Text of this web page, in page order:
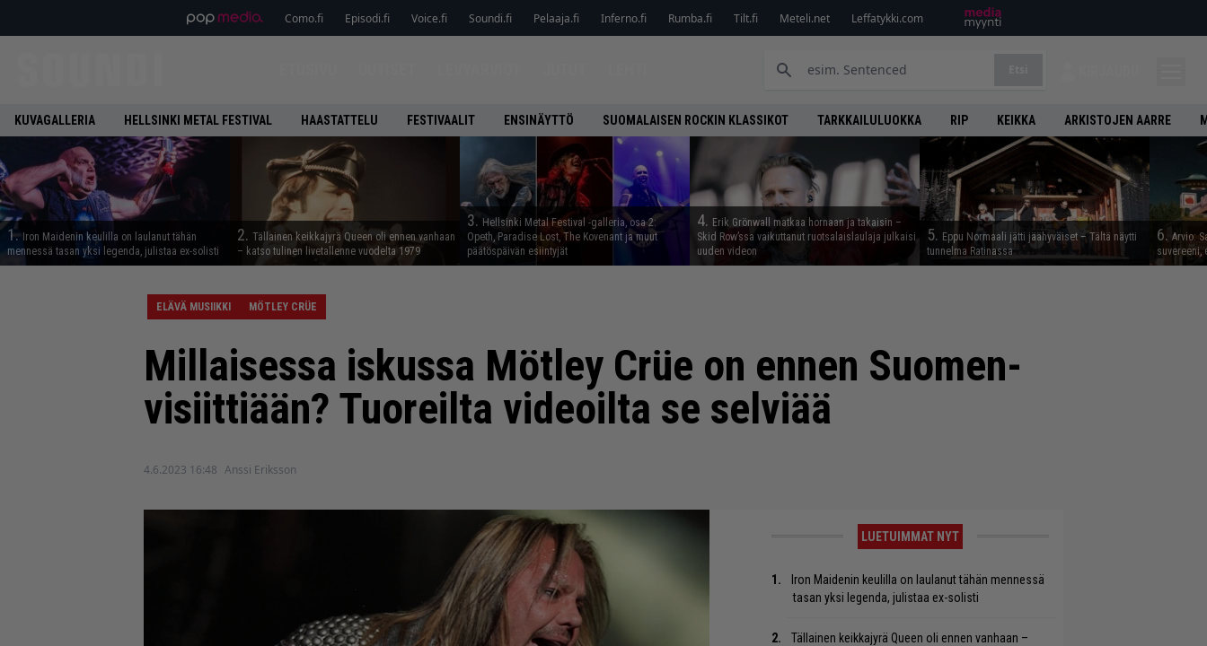
Como.fi Episodi.fi Voice.fi Soundi.fi Pelaaja.fi Inferno.fi Rumba.fi Tilt.fi Meteli.net Leffatykki.com
KUVAGALLERIA HELLSINKI METAL FESTIVAL HAASTATTELU FESTIVAALIT ENSINÄYTTÖ SUOMALAISEN ROCKIN KLASSIKOT TARKKAILULUOKKA RIP KEIKKA ARKISTOJEN AARRE
1. Iron Maidenin keulilla on laulanut tähän
mennessä tasan yksi legenda, julistaa ex-solisti
2. Tällainen keikkajyrä Queen oli ennen vanhaan
– katso tulinen livetallenne vuodelta 1979
3. Hellsinki Metal Festival -galleria, osa 2:
Opeth, Paradise Lost, The Kovenant ja muut
päätöspäivän esiintyjät
4. Erik Grönwall matkaa hornaan ja takaisin –
Skid Row’ssa vaikuttanut ruotsalaislaulaja julkaisi
uuden videon
5. Eppu Normaali jätti jäähyväiset – Tältä näytti
tunnelma Ratinassa
6. Arvio:
suvereeni,
ELÄVÄ MUSIIKKI MÖTLEY CRÜE
Millaisessa iskussa Mötley Crüe on ennen Suomen-
visiittiään? Tuoreilta videoilta se selviää
4.6.2023 16:48 Anssi Eriksson
LUETUIMMAT NYT
Iron Maidenin keulilla on laulanut tähän mennessä
tasan yksi legenda, julistaa ex-solisti
Tällainen keikkajyrä Queen oli ennen vanhaan –